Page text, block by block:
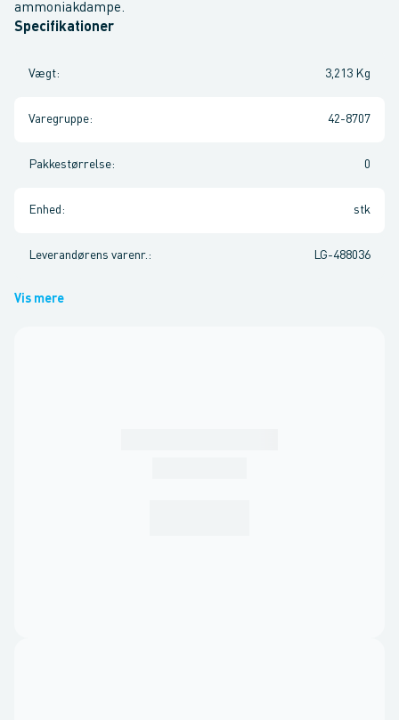
ammoniakdampe.
Specifikationer
Vægt: 3,213 Kg
Varegruppe: 42-8707
Pakkestørrelse: 0
Enhed : stk
Leverandørens varenr. : LG-488036
Vis mere